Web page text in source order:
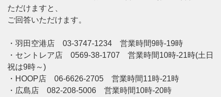
ただけますと、
ご回答いただけます。
・羽田空港店 03-3747-1234 営業時間9時-19時
・セントレア店 0569-38-1707 営業時間10時-21時(土日
祝は9時～)
・HOOP店 06-6626-2705 営業時間11時-21時
・広島店 082-208-5006 営業時間10時-20時